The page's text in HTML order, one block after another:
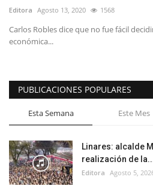
Editora Agosto 13, 2020 1568
Carlos Robles dice que no fue fácil
económica...
PUBLICACIONES POPULARES
Esta Semana Este Mes
Linares: alcalde
realización de
Editora Agosto 5,